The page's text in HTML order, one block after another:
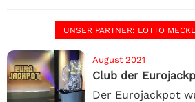
UNSER PARTNER: LOTTO
August 2021
Club der
Der Eurojackpot